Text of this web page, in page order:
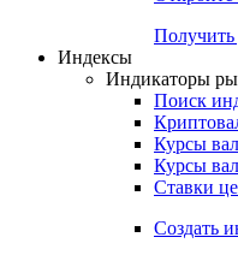
Получить
Индикаторы
Поиск
Курсы
Курсы